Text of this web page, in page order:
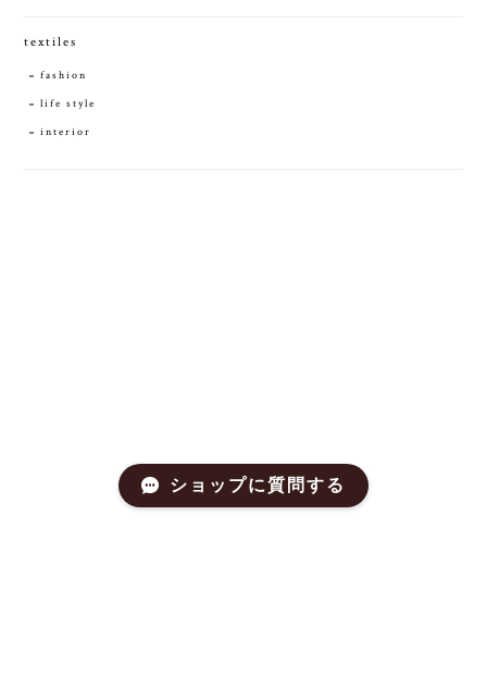
textiles
fashion
life style
interior
ショップに質問する